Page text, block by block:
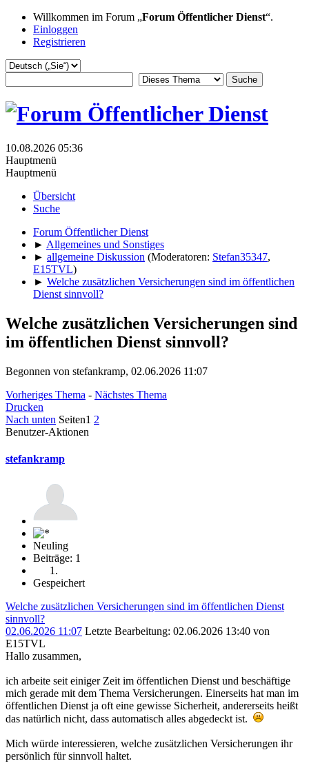
Willkommen im Forum „Forum Öffentlicher Dienst“.
Einloggen
Registrieren
10.08.2026 05:36
Hauptmenü
Hauptmenü
Übersicht
Suche
Forum Öffentlicher Dienst
► Allgemeines und Sonstiges
► allgemeine Diskussion (Moderatoren: Stefan35347,
E15TVL)
► Welche zusätzlichen Versicherungen sind im öffentlichen
Dienst sinnvoll?
Welche zusätzlichen Versicherungen sind
im öffentlichen Dienst sinnvoll?
Begonnen von stefankramp, 02.06.2026 11:07
Vorheriges Thema - Nächstes Thema
Drucken
Nach unten Seiten1 2
Benutzer-Aktionen
stefankramp
Neuling
Beiträge: 1
Gespeichert
Welche zusätzlichen Versicherungen sind im öffentlichen Dienst
sinnvoll?
02.06.2026 11:07 Letzte Bearbeitung: 02.06.2026 13:40 von
E15TVL
Hallo zusammen,
ich arbeite seit einiger Zeit im öffentlichen Dienst und beschäftige
mich gerade mit dem Thema Versicherungen. Einerseits hat man im
öffentlichen Dienst ja oft eine gewisse Sicherheit, andererseits heißt
das natürlich nicht, dass automatisch alles abgedeckt ist.
Mich würde interessieren, welche zusätzlichen Versicherungen ihr
persönlich für sinnvoll haltet.